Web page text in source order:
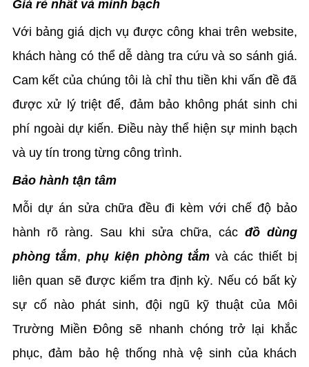
Giá rẻ nhất và minh bạch
Với bảng giá dịch vụ được công khai trên website,
khách hàng có thể dễ dàng tra cứu và so sánh giá.
Cam kết của chúng tôi là chỉ thu tiền khi vấn đề đã
được xử lý triệt để, đảm bảo không phát sinh chi
phí ngoài dự kiến. Điều này thể hiện sự minh bạch
và uy tín trong từng công trình.
Bảo hành tận tâm
Mỗi dự án sửa chữa đều đi kèm với chế độ bảo
hành rõ ràng. Sau khi sửa chữa, các đồ dùng
phòng tắm,phụ kiện phòng tắm và các thiết bị
liên quan sẽ được kiểm tra định kỳ. Nếu có bất kỳ
sự cố nào phát sinh, đội ngũ kỹ thuật của Môi
Trường Miền Đông sẽ nhanh chóng trở lại khắc
phục, đảm bảo hệ thống nhà vệ sinh của khách